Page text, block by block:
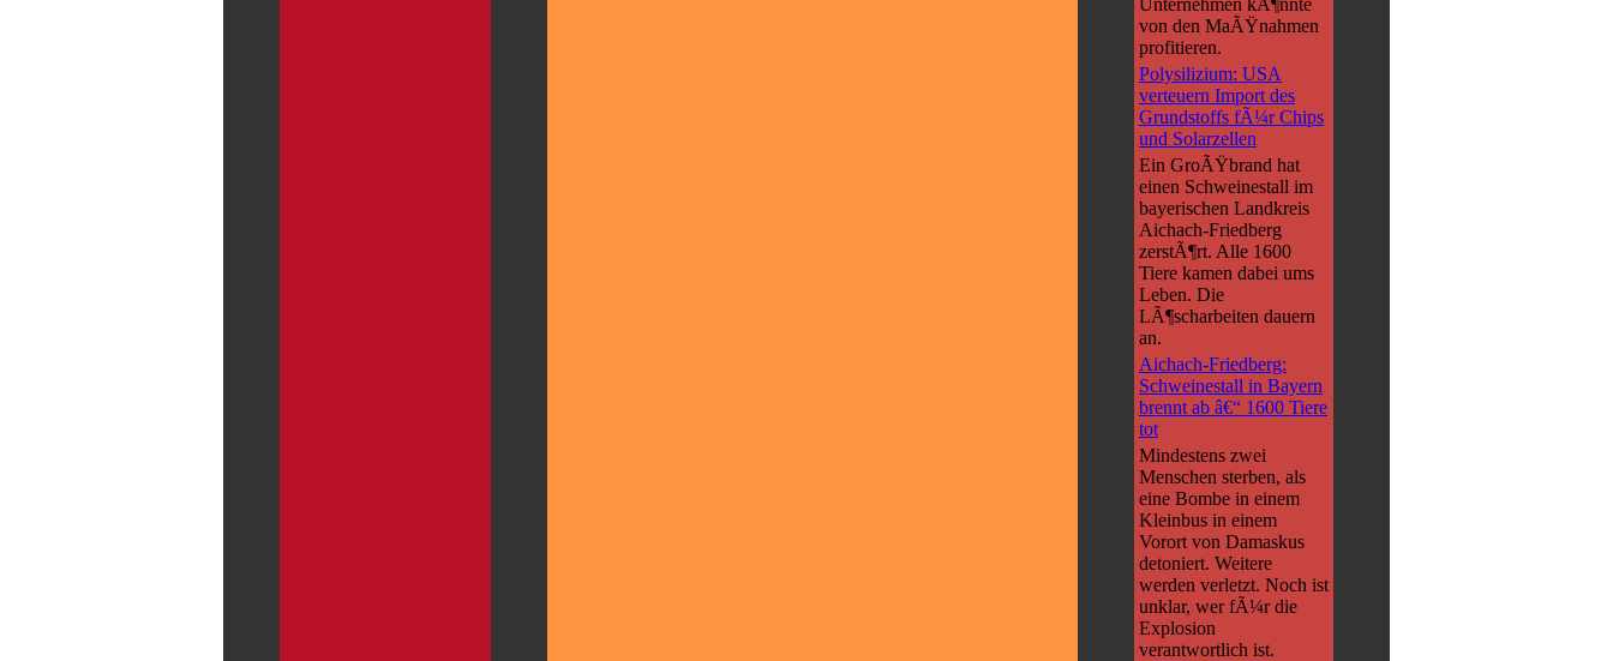
Unternehmen kÃ¶nnte
von den MaÃŸnahmen
profitieren.
Polysilizium: USA
verteuern Import des
Grundstoffs fÃ¼r Chips
und Solarzellen
Ein GroÃŸbrand hat
einen Schweinestall im
bayerischen Landkreis
Aichach-Friedberg
zerstÃ¶rt. Alle 1600
Tiere kamen dabei ums
Leben. Die
LÃ¶scharbeiten dauern
an.
Aichach-Friedberg:
Schweinestall in Bayern
brennt ab â€“ 1600 Tiere
tot
Mindestens zwei
Menschen sterben, als
eine Bombe in einem
Kleinbus in einem
Vorort von Damaskus
detoniert. Weitere
werden verletzt. Noch ist
unklar, wer fÃ¼r die
Explosion
verantwortlich ist.